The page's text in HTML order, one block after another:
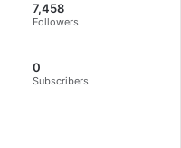
7,458
Followers
0
Subscribers